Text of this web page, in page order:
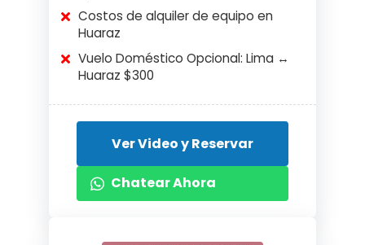
Costos de alquiler de equipo en
Huaraz
Vuelo Doméstico Opcional: Lima ↔
Huaraz $300
Ver Video y Reservar
Chatear Ahora